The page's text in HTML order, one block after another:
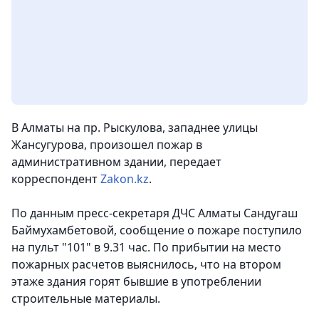
В Алматы на пр. Рыскулова, западнее улицы
Жансугурова, произошел пожар в
административном здании, передает
корреспондентZakon.kz.
По данным пресс-секретаря ДЧС Алматы Сандугаш
Баймухамбетовой, сообщение о пожаре поступило
на пульт "101" в 9.31 час. По прибытии на место
пожарных расчетов выяснилось, что на втором
этаже здания горят бывшие в употреблении
строительные материалы.